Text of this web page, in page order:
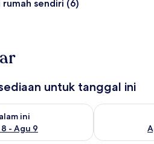
sendiri (6)
untuk tanggal ini
ini
- Agu 9
untuk malam ini Agu 8 - Agu 9
Periksa